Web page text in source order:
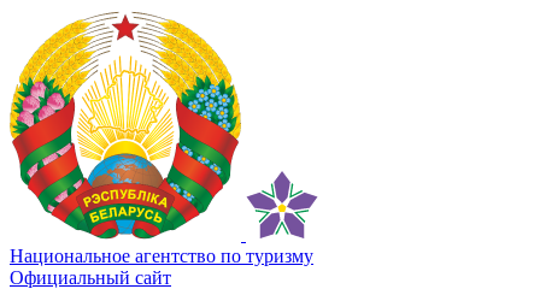
Национальное агентство по туризму
Официальный сайт